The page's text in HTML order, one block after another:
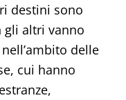
destini sono
gli altri vanno
delle
cui hanno